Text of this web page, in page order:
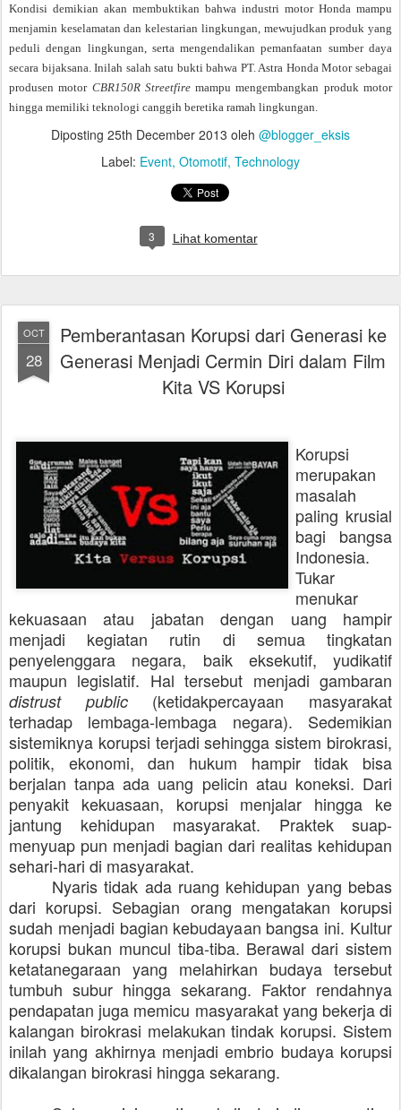
Kondisi demikian akan membuktikan bahwa industri motor Honda mampu
menjamin keselamatan dan kelestarian lingkungan, mewujudkan produk yang
peduli dengan lingkungan, serta mengendalikan pemanfaatan sumber daya
secara bijaksana. Inilah salah satu bukti bahwa PT. Astra Honda Motor sebagai
produsen motor CBR150R Streetfiremampu mengembangkan produk motor
hingga memiliki teknologi canggih beretika ramah lingkungan.
Diposting 25th December 2013 oleh @blogger_eksis
Label: Event Otomotif Technology
3 Lihat komentar
OCT
28
Pemberantasan Korupsi dari Generasi ke
Generasi Menjadi Cermin Diri dalam Film
Kita VS Korupsi
Korupsi
merupakan
masalah
paling krusial
bagi bangsa
Indonesia.
Tukar
menukar
kekuasaan atau jabatan dengan uang hampir
menjadi kegiatan rutin di semua tingkatan
penyelenggara negara, baik eksekutif, yudikatif
maupun legislatif. Hal tersebut menjadi gambaran
distrust public(ketidakpercayaan masyarakat
terhadap lembaga-lembaga negara). Sedemikian
sistemiknya korupsi terjadi sehingga sistem birokrasi,
politik, ekonomi, dan hukum hampir tidak bisa
berjalan tanpa ada uang pelicin atau koneksi. Dari
penyakit kekuasaan, korupsi menjalar hingga ke
jantung kehidupan masyarakat. Praktek suap-
menyuap pun menjadi bagian dari realitas kehidupan
sehari-hari di masyarakat.
Nyaris tidak ada ruang kehidupan yang bebas
dari korupsi. Sebagian orang mengatakan korupsi
sudah menjadi bagian kebudayaan bangsa ini. Kultur
korupsi bukan muncul tiba-tiba. Berawal dari sistem
ketatanegaraan yang melahirkan budaya tersebut
tumbuh subur hingga sekarang. Faktor rendahnya
pendapatan juga memicu masyarakat yang bekerja di
kalangan birokrasi melakukan tindak korupsi. Sistem
inilah yang akhirnya menjadi embrio budaya korupsi
dikalangan birokrasi hingga sekarang.